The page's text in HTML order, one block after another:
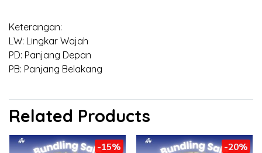
Keterangan:
LW: Lingkar Wajah
PD: Panjang Depan
PB: Panjang Belakang
Related Products
-15% -20%